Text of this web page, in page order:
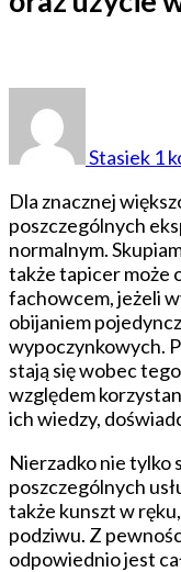
Stasiek 1
Dla znacznej
poszczególnych
normalnym.
także tapicer może
fachowcem, jeżeli
obijaniem
wypoczynkowych.
stają się wobec
względem
ich wiedzy,
Nierzadko nie tylko
poszczególnych
także kunszt w
podziwu. Z
odpowiednio jest